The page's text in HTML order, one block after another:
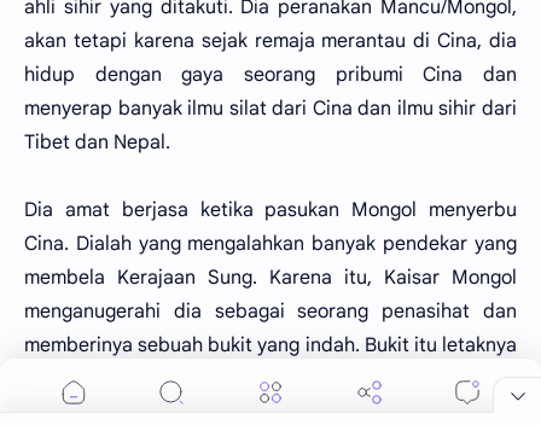
ahli sihir yang ditakuti. Dia peranakan Mancu/Mongol,
akan tetapi karena sejak remaja merantau di Cina, dia
hidup dengan gaya seorang pribumi Cina dan
menyerap banyak ilmu silat dari Cina dan ilmu sihir dari
Tibet dan Nepal.
Dia amat berjasa ketika pasukan Mongol menyerbu
Cina. Dialah yang mengalahkan banyak pendekar yang
membela Kerajaan Sung. Karena itu, Kaisar Mongol
menganugerahi dia sebagai seorang penasihat dan
memberinya sebuah bukit yang indah. Bukit itu letaknya
dekat Peking dan di puncaknya dibangun sebuah istana
kecil. Pemandangan dari atas bukit itu amat indah.